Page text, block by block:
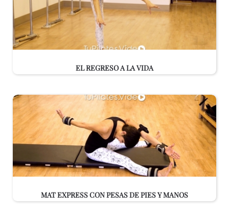
EL REGRESO A LA VIDA
MAT EXPRESS CON PESAS DE PIES Y MANOS